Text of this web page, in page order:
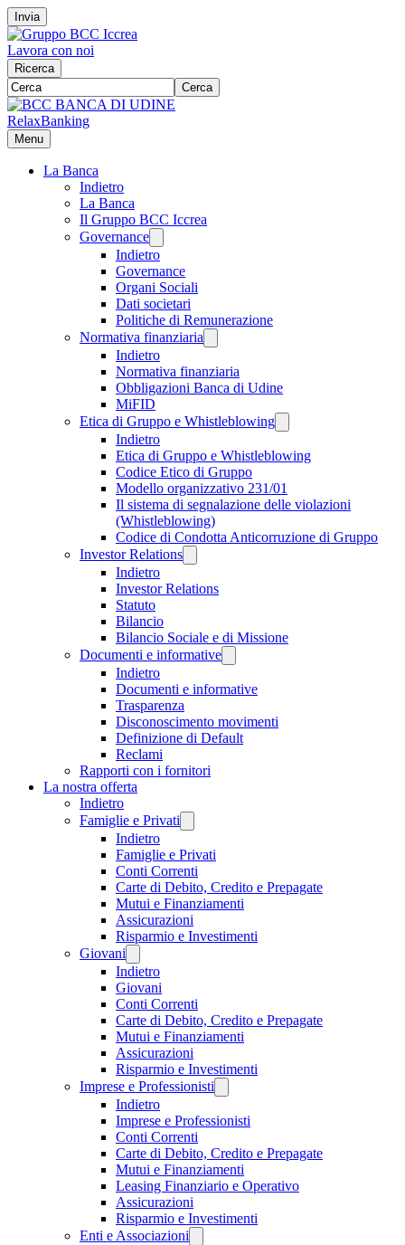
Invia
Lavora con noi
Ricerca
Cerca
RelaxBanking
Menu
La Banca
Indietro
La Banca
Il Gruppo BCC Iccrea
Governance
Indietro
Governance
Organi Sociali
Dati societari
Politiche di Remunerazione
Normativa finanziaria
Indietro
Normativa finanziaria
Obbligazioni Banca di Udine
MiFID
Etica di Gruppo e Whistleblowing
Indietro
Etica di Gruppo e Whistleblowing
Codice Etico di Gruppo
Modello organizzativo 231/01
Il sistema di segnalazione delle violazioni
(Whistleblowing)
Codice di Condotta Anticorruzione di Gruppo
Investor Relations
Indietro
Investor Relations
Statuto
Bilancio
Bilancio Sociale e di Missione
Documenti e informative
Indietro
Documenti e informative
Trasparenza
Disconoscimento movimenti
Definizione di Default
Reclami
Rapporti con i fornitori
La nostra offerta
Indietro
Famiglie e Privati
Indietro
Famiglie e Privati
Conti Correnti
Carte di Debito, Credito e Prepagate
Mutui e Finanziamenti
Assicurazioni
Risparmio e Investimenti
Giovani
Indietro
Giovani
Conti Correnti
Carte di Debito, Credito e Prepagate
Mutui e Finanziamenti
Assicurazioni
Risparmio e Investimenti
Imprese e Professionisti
Indietro
Imprese e Professionisti
Conti Correnti
Carte di Debito, Credito e Prepagate
Mutui e Finanziamenti
Leasing Finanziario e Operativo
Assicurazioni
Risparmio e Investimenti
Enti e Associazioni